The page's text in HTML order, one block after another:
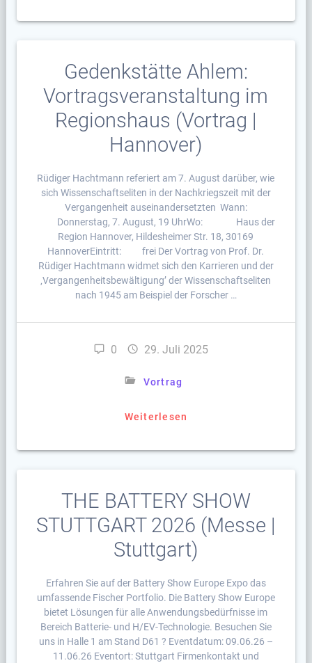
Gedenkstätte Ahlem:
Vortragsveranstaltung im
Regionshaus (Vortrag |
Hannover)
Rüdiger Hachtmann referiert am 7. August darüber, wie
sich Wissenschaftseliten in der Nachkriegszeit mit der
Vergangenheit auseinandersetzten Wann:
Donnerstag, 7. August, 19 UhrWo: Haus der
Region Hannover, Hildesheimer Str. 18, 30169
HannoverEintritt: frei Der Vortrag von Prof. Dr.
Rüdiger Hachtmann widmet sich den Karrieren und der
‚Vergangenheitsbewältigung’ der Wissenschaftseliten
nach 1945 am Beispiel der Forscher …
0 29. Juli 2025
Vortrag
Weiterlesen
THE BATTERY SHOW
STUTTGART 2026 (Messe |
Stuttgart)
Erfahren Sie auf der Battery Show Europe Expo das
umfassende Fischer Portfolio. Die Battery Show Europe
bietet Lösungen für alle Anwendungsbedürfnisse im
Bereich Batterie- und H/EV-Technologie. Besuchen Sie
uns in Halle 1 am Stand D61 ? Eventdatum: 09.06.26 –
11.06.26 Eventort: Stuttgart Firmenkontakt und